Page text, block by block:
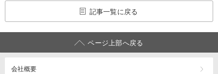
記事一覧に戻る
ページ上部へ戻る
会社概要